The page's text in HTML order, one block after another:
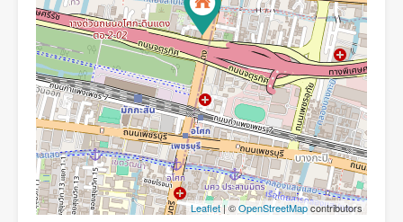
Leaflet| ©OpenStreetMapcontributors